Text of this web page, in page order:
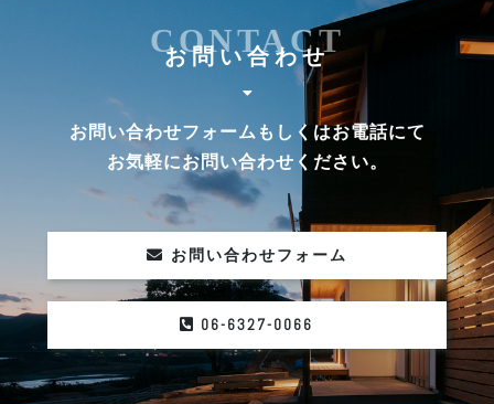
お問い合わせ
CONTACT
お問い合わせフォームもしくはお電話にて
お気軽にお問い合わせください。
お問い合わせフォーム
06-6327-0066